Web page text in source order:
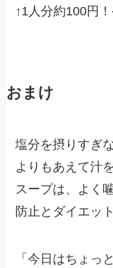
↑1人分約100円
おまけ
塩分を摂りすぎ
よりもあえて汁
スープは、よく
防止とダイエッ
「今日はちょっ